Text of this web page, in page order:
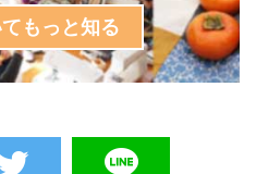
もっと知る